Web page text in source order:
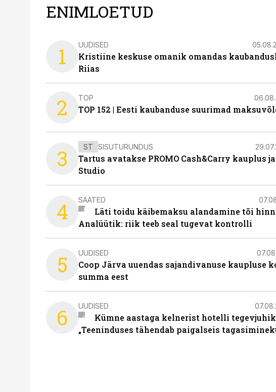
ENIMLOETUD
1 UUDISED
Kristiine keskuse omanik omandas
Riias
2 TOP
TOP 152 | Eesti kaubanduse suurimad
3 ST SISUTURUNDUS
Tartus avatakse PROMO Cash&Carry kauplus
Studio
4 SAATED
Läti toidu käibemaksu alandamine tõi
Analüütik: riik teeb seal tugevat kontrolli
5 UUDISED
Coop Järva uuendas sajandivanuse kaupluse
summa eest
6 UUDISED
Kümne aastaga kelnerist hotelli
„Teeninduses tähendab paigalseis